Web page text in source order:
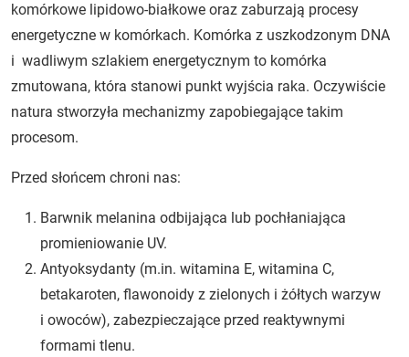
komórkowe lipidowo-białkowe oraz zaburzają procesy
energetyczne w komórkach. Komórka z uszkodzonym DNA
i wadliwym szlakiem energetycznym to komórka
zmutowana, która stanowi punkt wyjścia raka. Oczywiście
natura stworzyła mechanizmy zapobiegające takim
procesom.
Przed słońcem chroni nas:
Barwnik melanina odbijająca lub pochłaniająca
promieniowanie UV.
Antyoksydanty (m.in. witamina E, witamina C,
betakaroten, flawonoidy z zielonych i żółtych warzyw
i owoców), zabezpieczające przed reaktywnymi
formami tlenu.